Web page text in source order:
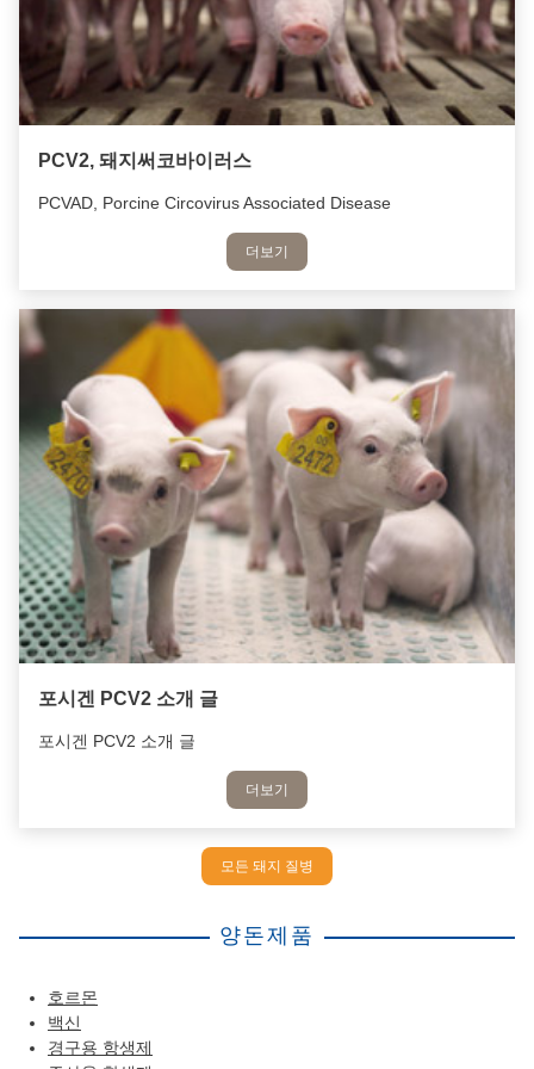
더보기
PCV2, 돼지써코바이러스
PCVAD, Porcine Circovirus Associated Disease
더보기
포시겐 PCV2 소개 글
포시겐 PCV2 소개 글
모든 돼지 질병
양돈제품
호르몬
백신
경구용 항생제